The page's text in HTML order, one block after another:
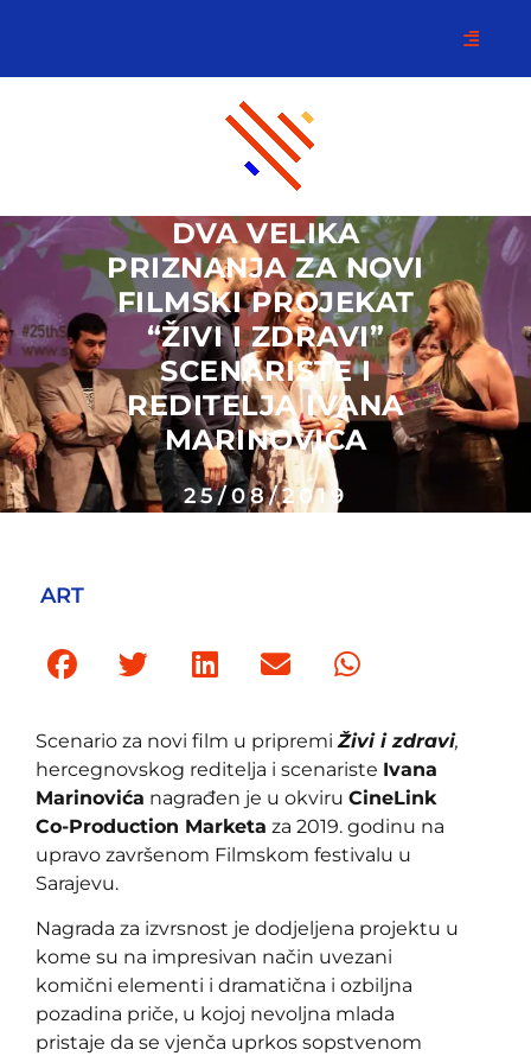
DVA VELIKA
PRIZNANJA ZA NOVI
FILMSKI PROJEKAT
“ŽIVI I ZDRAVI”
SCENARISTE I
REDITELJA IVANA
MARINOVIĆA
25/08/2019
ART
Scenario za novi film u pripremiŽivi i zdravi,
hercegnovskog reditelja i scenariste Ivana
Marinovića nagrađen je u okviru CineLink
Co-Production Marketa za 2019. godinu na
upravo završenom Filmskom festivalu u
Sarajevu.
Nagrada za izvrsnost je dodjeljena projektu u
kome su na impresivan način uvezani
komični elementi i dramatična i ozbiljna
pozadina priče, u kojoj nevoljna mlada
pristaje da se vjenča uprkos sopstvenom